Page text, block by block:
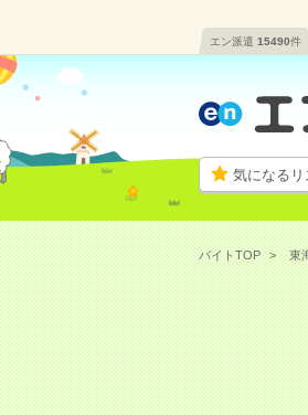
エン派遣 15490件
気になるリ
バイトTOP 東